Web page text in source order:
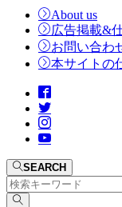
About us
広告掲載&
お問い合わ
本サイトの
SEARCH